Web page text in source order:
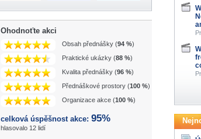
Ohodnoťte akci
Obsah přednášky (94 %)
Praktické ukázky (88 %)
Kvalita přednášky (96 %)
Přednáškové prostory (100 %)
Organizace akce (100 %)
celková úspěšnost akce: 95%
hlasovalo 12 lidí